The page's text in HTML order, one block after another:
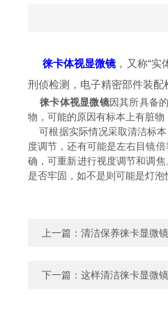
徕卡体视显微镜，又称“实
刑侦检测，电子精密部件装
徕卡体视显微镜因其所具备
物，可能的原因有标本上有脏
可根据实际情况采取清洁标本
度调节，还有可能是左右目镜
确，可重新进行视度调节和调
是否牢固，如不是则可能是灯
上一篇： 清洁保养徕卡显微
下一篇： 这样清洁徕卡显微